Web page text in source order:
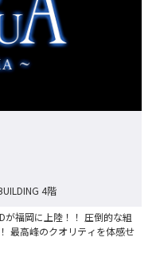
4階
が福岡に上陸！！ 圧倒的な組
最高峰のクオリティを体感せ